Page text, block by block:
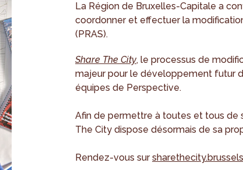
La Région de Bruxelles-Capitale a
coordonner et effectuer la
(PRAS).
Share The City, le processus de
majeur pour le développement futur
équipes de Perspective.
Afin de permettre à toutes et tous de
The City dispose désormais de sa
Rendez-vous sur